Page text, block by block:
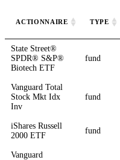
ACTIONNAIRE TYPE
State Street®
SPDR® S&P®
Biotech ETF
fund
Vanguard Total
Stock Mkt Idx
Inv
fund
iShares Russell
2000 ETF
fund
Vanguard